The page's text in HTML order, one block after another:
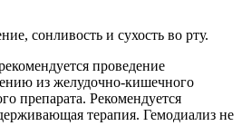
сонливость и сухость во рту.
проведение
из желудочно-кишечного
препарата. Рекомендуется
терапия. Гемодиализ не